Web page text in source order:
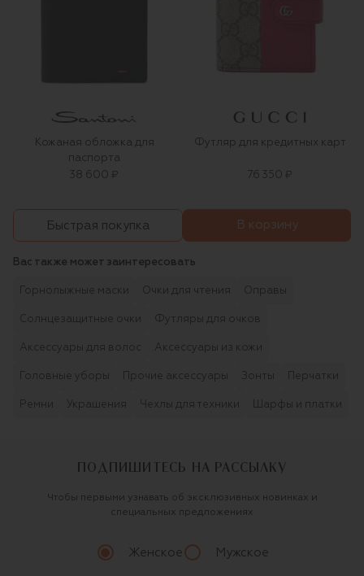
Кожаная обложка для
паспорта
38 600 ₽
Футляр для кредитных карт
76 350 ₽
Быстрая покупка В корзину
Вас также может заинтересовать
Горнолыжные маски Очки для чтения Оправы
Солнцезащитные очки Футляры для очков
Аксессуары для волос Аксессуары из кожи
Головные уборы Прочие аксессуары Зонты Перчатки
Ремни Украшения Чехлы для техники Шарфы и платки
ПОДПИШИТЕСЬ НА РАССЫЛКУ
Чтобы первыми узнавать об эксклюзивных новинках и
специальных предложениях
Женское Мужское